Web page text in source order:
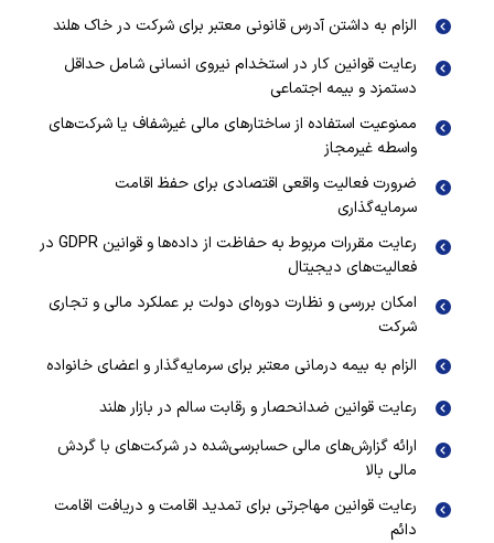
الزام به داشتن آدرس قانونی معتبر برای شرکت در خاک هلند
رعایت قوانین کار در استخدام نیروی انسانی شامل حداقل
دستمزد و بیمه اجتماعی
ممنوعیت استفاده از ساختارهای مالی غیرشفاف یا شرکت‌های
واسطه غیرمجاز
ضرورت فعالیت واقعی اقتصادی برای حفظ اقامت
سرمایه‌گذاری
رعایت مقررات مربوط به حفاظت از داده‌ها و قوانین GDPR در
فعالیت‌های دیجیتال
امکان بررسی و نظارت دوره‌ای دولت بر عملکرد مالی و تجاری
شرکت
الزام به بیمه درمانی معتبر برای سرمایه‌گذار و اعضای خانواده
رعایت قوانین ضدانحصار و رقابت سالم در بازار هلند
ارائه گزارش‌های مالی حسابرسی‌شده در شرکت‌های با گردش
مالی بالا
رعایت قوانین مهاجرتی برای تمدید اقامت و دریافت اقامت
دائم